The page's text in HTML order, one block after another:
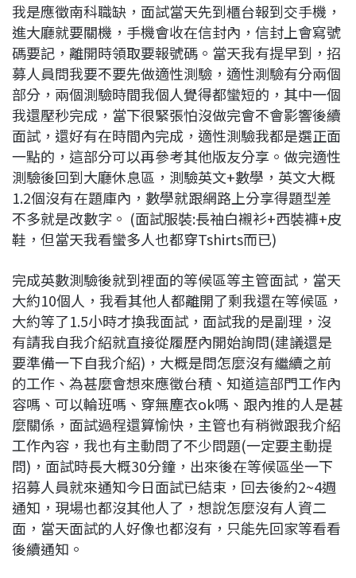
我是應徵南科職缺，面試當天先到櫃台報到交手機，
進大廳就要關機，手機會收在信封內，信封上會寫號
碼要記，離開時領取要報號碼。當天我有提早到，招
募人員問我要不要先做適性測驗，適性測驗有分兩個
部分，兩個測驗時間我個人覺得都蠻短的，其中一個
我還壓秒完成，當下很緊張怕沒做完會不會影響後續
面試，還好有在時間內完成，適性測驗我都是選正面
一點的，這部分可以再參考其他版友分享。做完適性
測驗後回到大廳休息區，測驗英文+數學，英文大概
1.2個沒有在題庫內，數學就跟網路上分享得題型差
不多就是改數字。 (面試服裝:長袖白襯衫+西裝褲+皮
鞋，但當天我看蠻多人也都穿Tshirts而已)
完成英數測驗後就到裡面的等候區等主管面試，當天
大約10個人，我看其他人都離開了剩我還在等候區，
大約等了1.5小時才換我面試，面試我的是副理，沒
有請我自我介紹就直接從履歷內開始詢問(建議還是
要準備一下自我介紹)，大概是問怎麼沒有繼續之前
的工作、為甚麼會想來應徵台積、知道這部門工作內
容嗎、可以輪班嗎、穿無塵衣ok嗎、跟內推的人是甚
麼關係，面試過程還算愉快，主管也有稍微跟我介紹
工作內容，我也有主動問了不少問題(一定要主動提
問)，面試時長大概30分鐘，出來後在等候區坐一下
招募人員就來通知今日面試已結束，回去後約2~4週
通知，現場也都沒其他人了，想說怎麼沒有人資二
面，當天面試的人好像也都沒有，只能先回家等看看
後續通知。